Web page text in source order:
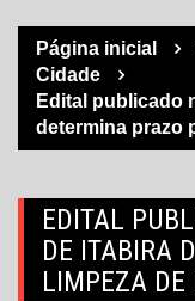
Página inicial
Cidade
Edital publicado
determina prazo
EDITAL
DE ITABIRA
LIMPEZA DE